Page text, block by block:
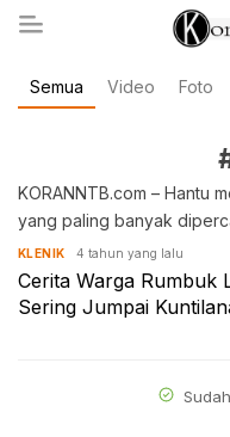
koranntb.com
Semua Video Foto
KORANNTB.com – Hantu
yang paling banyak
KLENIK 4 tahun yang lalu
Cerita Warga Rumbuk
Sering Jumpai